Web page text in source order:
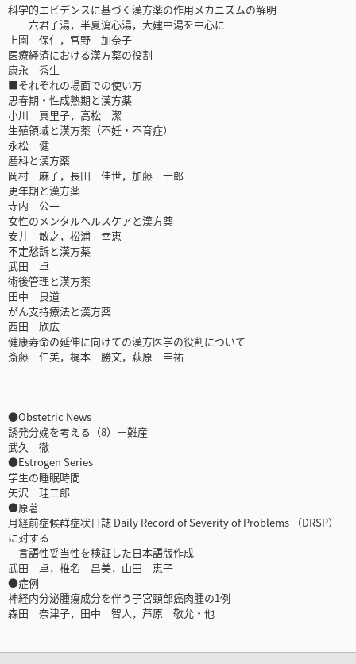
科学的エビデンスに基づく漢方薬の作用メカニズムの解明
－六君子湯，半夏瀉心湯，大建中湯を中心に
上園 保仁，宮野 加奈子
医療経済における漢方薬の役割
康永 秀生
■それぞれの場面での使い方
思春期・性成熟期と漢方薬
小川 真里子，高松 潔
生殖領域と漢方薬（不妊・不育症）
永松 健
産科と漢方薬
岡村 麻子，長田 佳世，加藤 士郎
更年期と漢方薬
寺内 公一
女性のメンタルヘルスケアと漢方薬
安井 敏之，松浦 幸恵
不定愁訴と漢方薬
武田 卓
術後管理と漢方薬
田中 良道
がん支持療法と漢方薬
西田 欣広
健康寿命の延伸に向けての漢方医学の役割について
斎藤 仁美，梶本 勝文，萩原 圭祐
●Obstetric News
誘発分娩を考える（8）－難産
武久 徹
●Estrogen Series
学生の睡眠時間
矢沢 珪二郎
●原著
月経前症候群症状日誌 Daily Record of Severity of Problems （DRSP）
に対する
言語性妥当性を検証した日本語版作成
武田 卓，椎名 昌美，山田 恵子
●症例
神経内分泌腫瘍成分を伴う子宮頸部癌肉腫の1例
森田 奈津子，田中 智人，芦原 敬允・他